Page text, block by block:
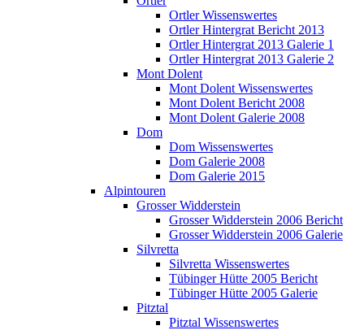
Ortler Wissenswertes
Ortler Hintergrat Bericht 2013
Ortler Hintergrat 2013 Galerie 1
Ortler Hintergrat 2013 Galerie 2
Mont Dolent
Mont Dolent Wissenswertes
Mont Dolent Bericht 2008
Mont Dolent Galerie 2008
Dom
Dom Wissenswertes
Dom Galerie 2008
Dom Galerie 2015
Alpintouren
Grosser Widderstein
Grosser Widderstein 2006 Bericht
Grosser Widderstein 2006 Galerie
Silvretta
Silvretta Wissenswertes
Tübinger Hütte 2005 Bericht
Tübinger Hütte 2005 Galerie
Pitztal
Pitztal Wissenswertes